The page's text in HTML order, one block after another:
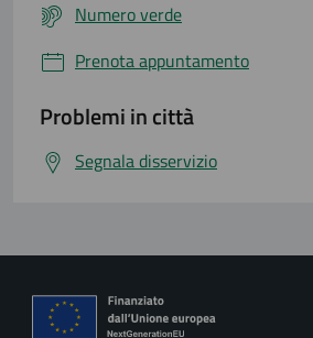
Numero verde
Prenota appuntamento
Problemi in città
Segnala disservizio